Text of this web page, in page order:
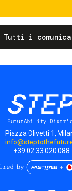
Tutti i
Piazza Olivetti 1,
+39 02 33 020 088